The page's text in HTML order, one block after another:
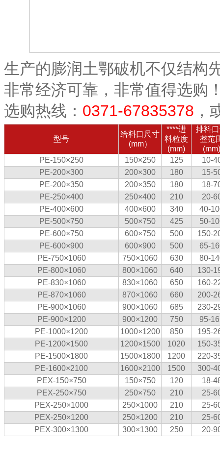
生产的膨润土鄂破机不仅结构
非常经济可靠，非常值得选购
选购热线： 0371-67835378 ，
型号
给料口尺寸
(mm）
****进
料粒度
(mm)
排料
整范
(mm)
PE-150×250
150×250 125
10-
PE-200×300
200×300 180
15-
PE-200×350
200×350 180
18-
PE-250×400
250×400 210
20-
PE-400×600
400×600 340
40-
PE-500×750
500×750 425
50-
PE-600×750
600×750 500
150-
PE-600×900
600×900 500
65-
PE-750×1060
750×1060 630
80-
PE-800×1060
800×1060 640
130-
PE-830×1060
830×1060 650
160-
PE-870×1060
870×1060 660
200-
PE-900×1060
900×1060 685
230-
PE-900×1200
900×1200 750
95-
PE-1000×1200
1000×1200 850
195-
PE-1200×1500
1200×1500 1020
150-
PE-1500×1800
1500×1800 1200
220-
PE-1600×2100
1600×2100 1500
300-
PEX-150×750
150×750 120
18-
PEX-250×750
250×750 210
25-
PEX-250×1000
250×1000 210
25-
PEX-250×1200
250×1200 210
25-
PEX-300×1300
300×1300 250 20-